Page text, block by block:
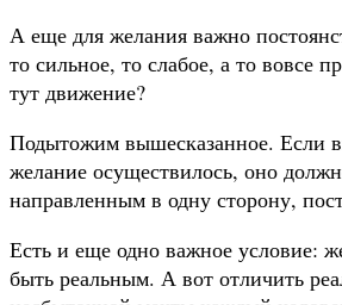
А еще для желания важно
то сильное, то слабое, а то вовсе
тут движение?
Подытожим вышесказанное. Если
желание осуществилось, оно
направленным в одну сторону,
Есть и еще одно важное условие:
быть реальным. А вот отличить